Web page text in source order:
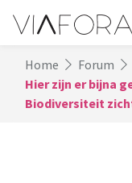
Home Forum
Hier zijn er bijna
Biodiversiteit